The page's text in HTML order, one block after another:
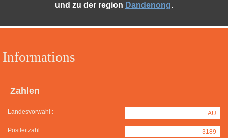
Informations
Zahlen
Landesvorwahl : AU
Postleitzahl : 3189
und zu der region Dandenong.